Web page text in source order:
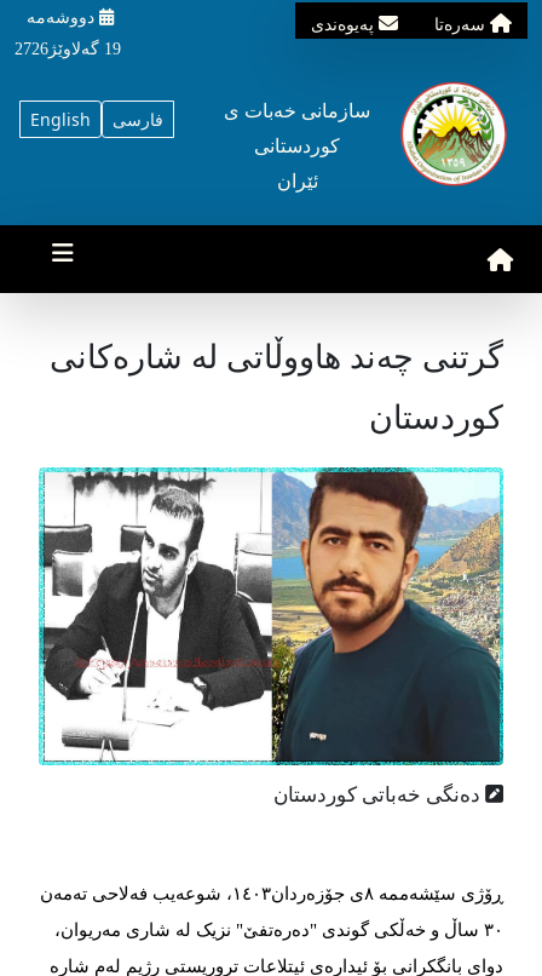
سه‌ره‌تا په‌یوه‌ندی
دووشه‌مه‌‌
19 گه‌لاوێژ2726
English فارسی
سازمانی خه‌بات ی
کوردستانی
ئێران
گرتنی چەند هاووڵاتی لە شارەکانی
کوردستان
دەنگی خەباتی کوردستان
ڕۆژی سێشەممە ٨ی جۆزەردان١٤٠٣، شوعەیب فەلاحی تەمەن
٣٠ ساڵ و خەڵکی گوندی "دەرەتفێ" نزیک لە شاری مەریوان،
دوای بانگکرانی بۆ ئیدارەی ئیتلاعات تروریستی رژیم لەم شارە